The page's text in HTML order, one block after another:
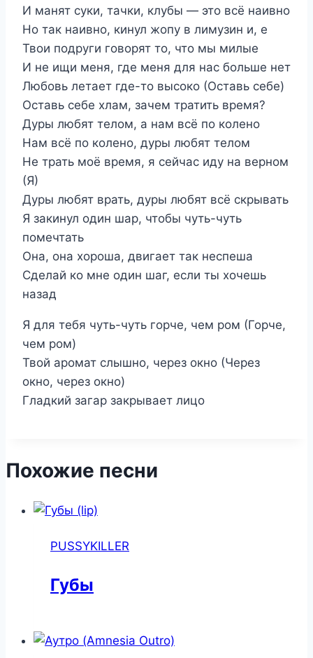
И манят суки, тачки, клубы — это всё наивно
Но так наивно, кинул жопу в лимузин и, е
Твои подруги говорят то, что мы милые
И не ищи меня, где меня для нас больше нет
Любовь летает где-то высоко (Оставь себе)
Оставь себе хлам, зачем тратить время?
Дуры любят телом, а нам всё по колено
Нам всё по колено, дуры любят телом
Не трать моё время, я сейчас иду на верном
(Я)
Дуры любят врать, дуры любят всё скрывать
Я закинул один шар, чтобы чуть-чуть
помечтать
Она, она хороша, двигает так неспеша
Сделай ко мне один шаг, если ты хочешь
назад
Я для тебя чуть-чуть горче, чем ром (Горче,
чем ром)
Твой аромат слышно, через окно (Через
окно, через окно)
Гладкий загар закрывает лицо
Похожие песни
PUSSYKILLER
Губы